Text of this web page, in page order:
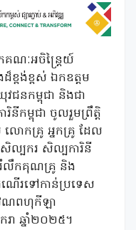
ណៈអចិន្ត្រៃយ៍
ខ្ពង់ខ្ពស់ ឯកឧត្តម
នកម្ពុជា និងជា
កម្ពុជា ចូលរួមព្រឹតិ្ត
ោកគ្រូ អ្នកគ្រូ ដែល
ងសិល្បករ សិល្បការិនី
រំលឹកគុណគ្រូ និង
ើរទៅកាន់ប្រទេស
េណពហុកីឡា
រា ឆ្នាំ២០២៥។